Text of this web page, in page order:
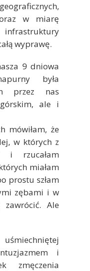
w miarę
wyprawę.
9 dniowa
była
przez nas
ale i
mówiłam, że
w których z
i rzucałam
miałam
prostu szłam
zębami i w
zawrócić. Ale
i
zmęczenia